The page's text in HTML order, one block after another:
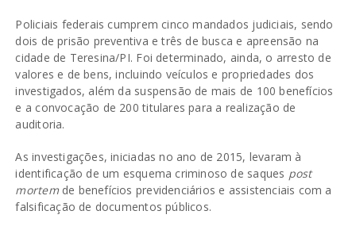
Policiais federais cumprem cinco mandados judiciais, sendo
dois de prisão preventiva e três de busca e apreensão na
cidade de Teresina/PI. Foi determinado, ainda, o arresto de
valores e de bens, incluindo veículos e propriedades dos
investigados, além da suspensão de mais de 100 benefícios
e a convocação de 200 titulares para a realização de
auditoria.
As investigações, iniciadas no ano de 2015, levaram à
identificação de um esquema criminoso de saques post
mortem de benefícios previdenciários e assistenciais com a
falsificação de documentos públicos.